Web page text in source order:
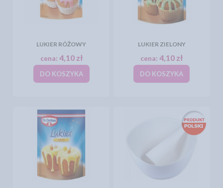
LUKIER RÓŻOWY
cena: 4,10 zł
DO KOSZYKA
LUKIER ZIELONY
cena:4,10 zł
DO KOSZYKA